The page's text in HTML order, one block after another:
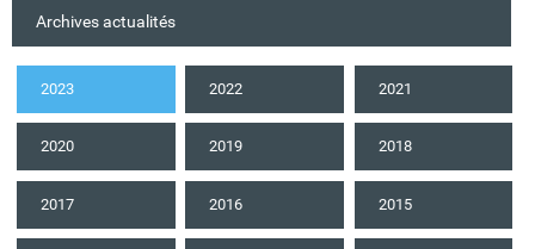
Archives actualités
2023 2022 2021
2020 2019 2018
2017 2016 2015